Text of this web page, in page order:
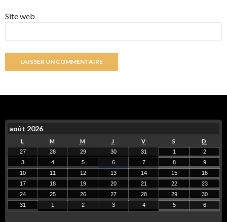
Site web
août 2026
L M M J V S D
27 28 29 30 31 1
2
3
4 5 6 7 8
9
10
11 12 13 14 15
16
17
18 19 20 21 22
23
24
25 26 27 28 29
30
31
1 2 3 4 5 6